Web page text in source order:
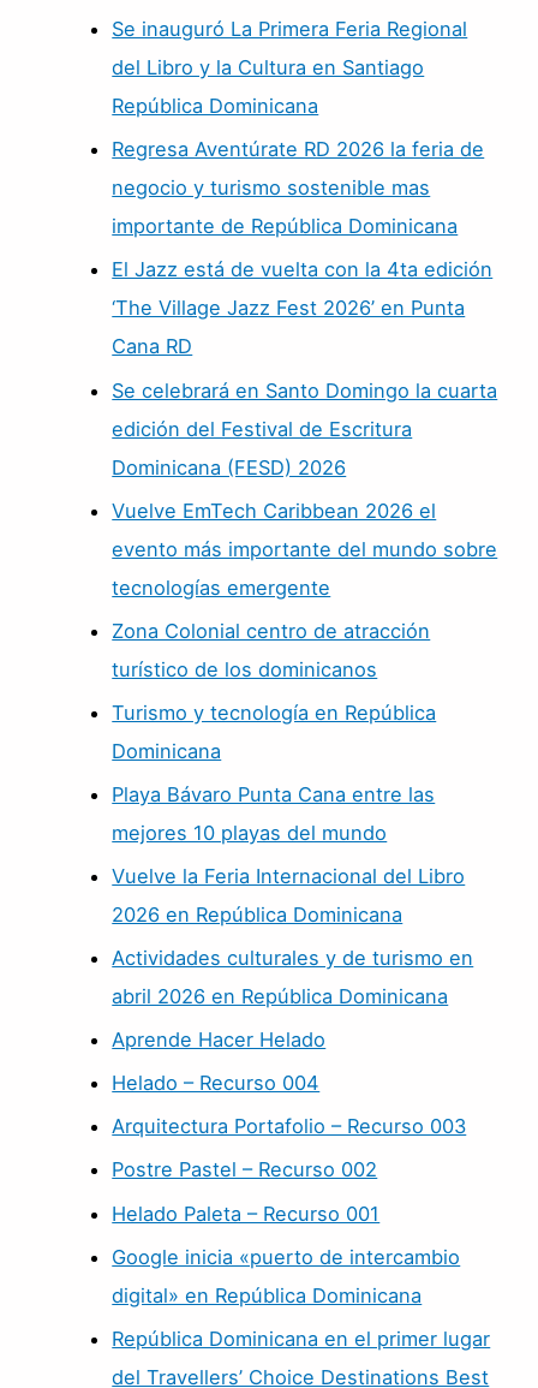
Se inauguró La Primera Feria Regional
del Libro y la Cultura en Santiago
República Dominicana
Regresa Aventúrate RD 2026 la feria de
negocio y turismo sostenible mas
importante de República Dominicana
El Jazz está de vuelta con la 4ta edición
‘The Village Jazz Fest 2026’ en Punta
Cana RD
Se celebrará en Santo Domingo la cuarta
edición del Festival de Escritura
Dominicana (FESD) 2026
Vuelve EmTech Caribbean 2026 el
evento más importante del mundo sobre
tecnologías emergente
Zona Colonial centro de atracción
turístico de los dominicanos
Turismo y tecnología en República
Dominicana
Playa Bávaro Punta Cana entre las
mejores 10 playas del mundo
Vuelve la Feria Internacional del Libro
2026 en República Dominicana
Actividades culturales y de turismo en
abril 2026 en República Dominicana
Aprende Hacer Helado
Helado – Recurso 004
Arquitectura Portafolio – Recurso 003
Postre Pastel – Recurso 002
Helado Paleta – Recurso 001
Google inicia «puerto de intercambio
digital» en República Dominicana
República Dominicana en el primer lugar
del Travellers’ Choice Destinations Best